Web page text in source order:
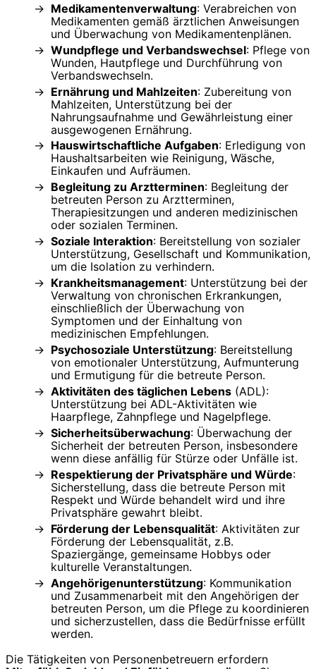
Medikamentenverwaltung: Verabreichen von
Medikamenten gemäß ärztlichen Anweisungen
und Überwachung von Medikamentenplänen.
Wundpflege und Verbandswechsel: Pflege von
Wunden, Hautpflege und Durchführung von
Verbandswechseln.
Ernährung und Mahlzeiten: Zubereitung von
Mahlzeiten, Unterstützung bei der
Nahrungsaufnahme und Gewährleistung einer
ausgewogenen Ernährung.
Hauswirtschaftliche Aufgaben: Erledigung von
Haushaltsarbeiten wie Reinigung, Wäsche,
Einkaufen und Aufräumen.
Begleitung zu Arztterminen: Begleitung der
betreuten Person zu Arztterminen,
Therapiesitzungen und anderen medizinischen
oder sozialen Terminen.
Soziale Interaktion: Bereitstellung von sozialer
Unterstützung, Gesellschaft und Kommunikation,
um die Isolation zu verhindern.
Krankheitsmanagement: Unterstützung bei der
Verwaltung von chronischen Erkrankungen,
einschließlich der Überwachung von
Symptomen und der Einhaltung von
medizinischen Empfehlungen.
Psychosoziale Unterstützung: Bereitstellung
von emotionaler Unterstützung, Aufmunterung
und Ermutigung für die betreute Person.
Aktivitäten des täglichen Lebens (ADL):
Unterstützung bei ADL-Aktivitäten wie
Haarpflege, Zahnpflege und Nagelpflege.
Sicherheitsüberwachung: Überwachung der
Sicherheit der betreuten Person, insbesondere
wenn diese anfällig für Stürze oder Unfälle ist.
Respektierung der Privatsphäre und Würde:
Sicherstellung, dass die betreute Person mit
Respekt und Würde behandelt wird und ihre
Privatsphäre gewahrt bleibt.
Förderung der Lebensqualität: Aktivitäten zur
Förderung der Lebensqualität, z.B.
Spaziergänge, gemeinsame Hobbys oder
kulturelle Veranstaltungen.
Angehörigenunterstützung: Kommunikation
und Zusammenarbeit mit den Angehörigen der
betreuten Person, um die Pflege zu koordinieren
und sicherzustellen, dass die Bedürfnisse erfüllt
werden.
Die Tätigkeiten von Personenbetreuern erfordern